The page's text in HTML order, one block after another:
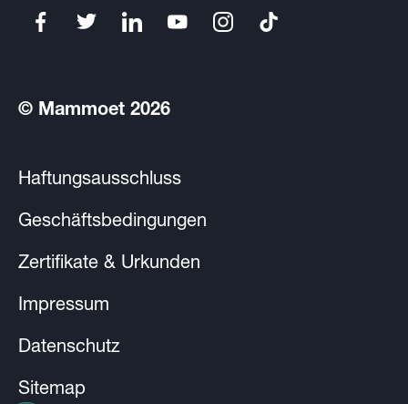
© Mammoet 2026
Haftungsausschluss
Geschäftsbedingungen
Zertifikate & Urkunden
Impressum
Datenschutz
Sitemap